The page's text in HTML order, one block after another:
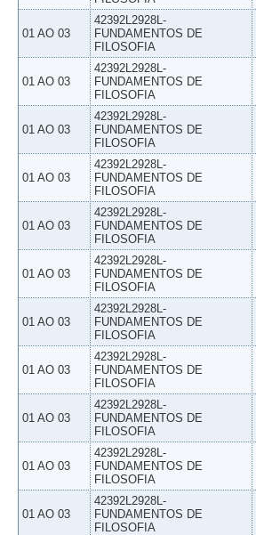
01 AO 03
42392L2928L-
FUNDAMENTOS DE
FILOSOFIA
01 AO 03
42392L2928L-
FUNDAMENTOS DE
FILOSOFIA
01 AO 03
42392L2928L-
FUNDAMENTOS DE
FILOSOFIA
01 AO 03
42392L2928L-
FUNDAMENTOS DE
FILOSOFIA
01 AO 03
42392L2928L-
FUNDAMENTOS DE
FILOSOFIA
01 AO 03
42392L2928L-
FUNDAMENTOS DE
FILOSOFIA
01 AO 03
42392L2928L-
FUNDAMENTOS DE
FILOSOFIA
01 AO 03
42392L2928L-
FUNDAMENTOS DE
FILOSOFIA
01 AO 03
42392L2928L-
FUNDAMENTOS DE
FILOSOFIA
01 AO 03
42392L2928L-
FUNDAMENTOS DE
FILOSOFIA
01 AO 03
42392L2928L-
FUNDAMENTOS DE
FILOSOFIA